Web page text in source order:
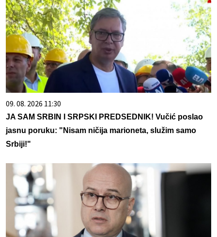
09. 08. 2026 11:30
JA SAM SRBIN I SRPSKI PREDSEDNIK! Vučić poslao
jasnu poruku: "Nisam ničija marioneta, služim samo
Srbiji!"